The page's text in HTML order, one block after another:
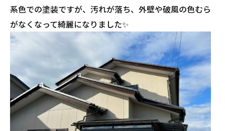
系色での塗装ですが、汚れが落ち、外壁や破風の色むら
がなくなって綺麗になりました✨